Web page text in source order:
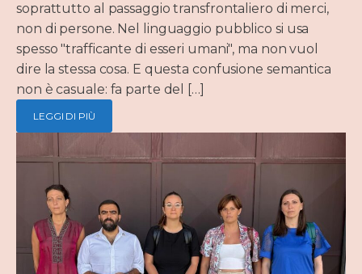
soprattutto al passaggio transfrontaliero di merci,
non di persone. Nel linguaggio pubblico si usa
spesso "trafficante di esseri umani", ma non vuol
dire la stessa cosa. E questa confusione semantica
non è casuale: fa parte del […]
LEGGI DI PIÙ